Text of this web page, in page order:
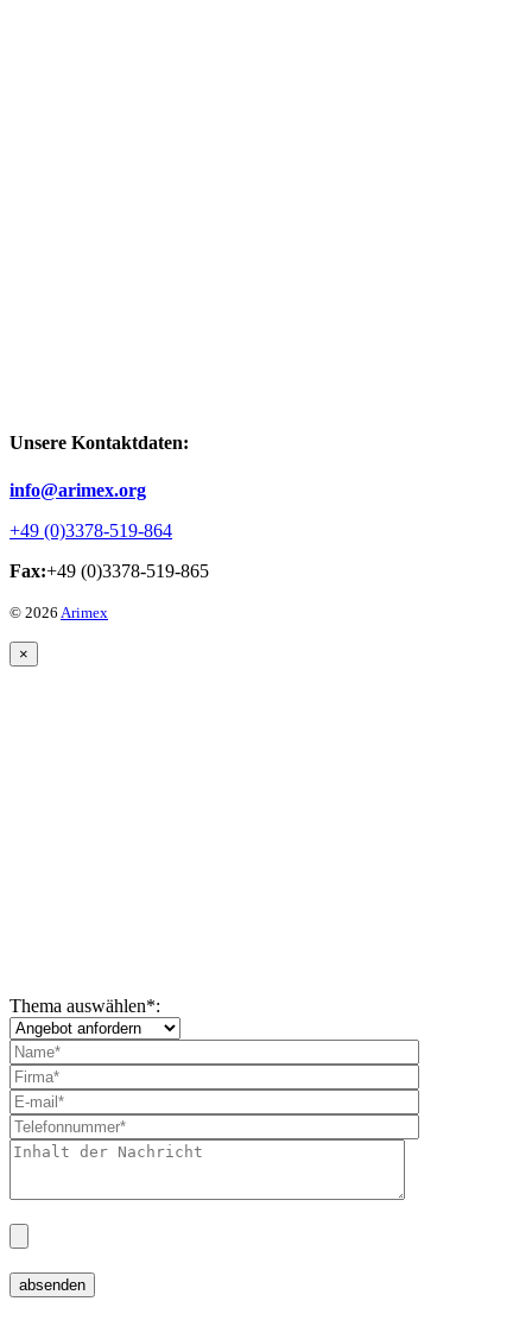
Unsere Kontaktdaten:
info@arimex.org
+49 (0)3378-519-864
Fax:+49 (0)3378-519-865
© 2026 Arimex
×
Thema auswählen*: